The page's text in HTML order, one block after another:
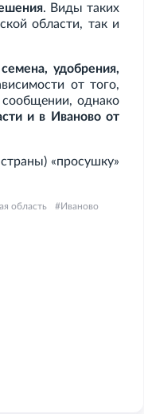
. Виды таких
области, так и
удобрения,
от того,
однако
и в Иваново от
«просушку»
область
Иваново